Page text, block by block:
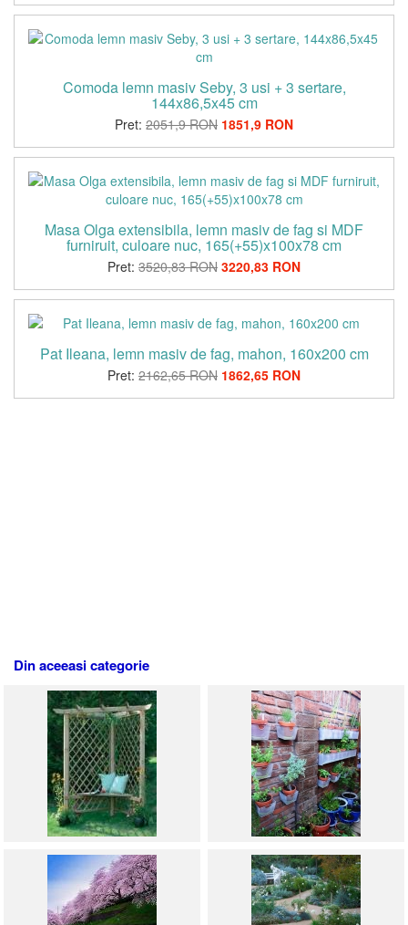
Comoda lemn masiv Seby, 3 usi + 3 sertare,
144x86,5x45 cm
Pret: 2051,9 RON 1851,9 RON
Masa Olga extensibila, lemn masiv de fag si MDF
furniruit, culoare nuc, 165(+55)x100x78 cm
Pret: 3520,83 RON 3220,83 RON
Pat Ileana, lemn masiv de fag, mahon, 160x200 cm
Pret: 2162,65 RON 1862,65 RON
Din aceeasi categorie